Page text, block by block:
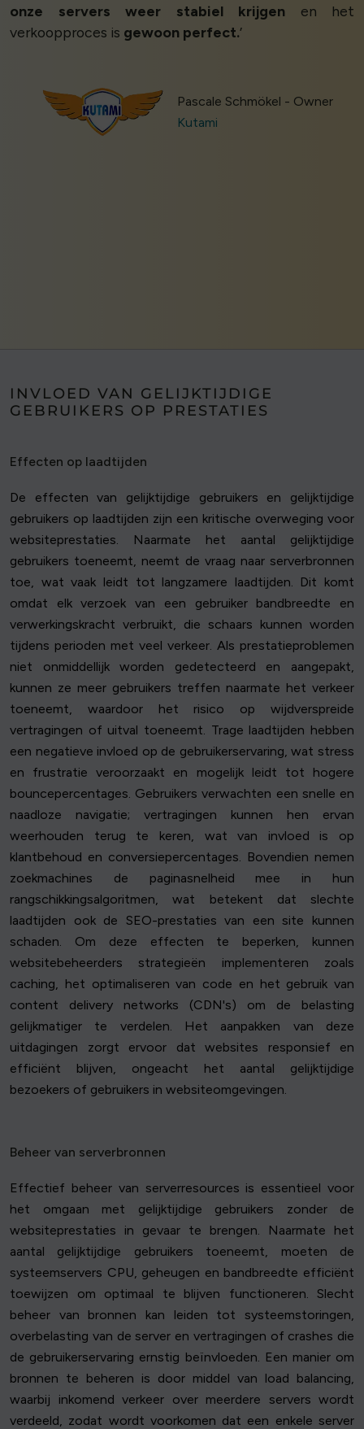
onze servers weer stabiel krijgen en het
verkoopproces is gewoon perfect.’
Pascale Schmökel - Owner
Kutami
INVLOED VAN GELIJKTIJDIGE
GEBRUIKERS OP PRESTATIES
Effecten op laadtijden
De effecten van gelijktijdige gebruikers en gelijktijdige
gebruikers op laadtijden zijn een kritische overweging voor
websiteprestaties. Naarmate het aantal gelijktijdige
gebruikers toeneemt, neemt de vraag naar serverbronnen
toe, wat vaak leidt tot langzamere laadtijden. Dit komt
omdat elk verzoek van een gebruiker bandbreedte en
verwerkingskracht verbruikt, die schaars kunnen worden
tijdens perioden met veel verkeer. Als prestatieproblemen
niet onmiddellijk worden gedetecteerd en aangepakt,
kunnen ze meer gebruikers treffen naarmate het verkeer
toeneemt, waardoor het risico op wijdverspreide
vertragingen of uitval toeneemt. Trage laadtijden hebben
een negatieve invloed op de gebruikerservaring, wat stress
en frustratie veroorzaakt en mogelijk leidt tot hogere
bouncepercentages. Gebruikers verwachten een snelle en
naadloze navigatie; vertragingen kunnen hen ervan
weerhouden terug te keren, wat van invloed is op
klantbehoud en conversiepercentages. Bovendien nemen
zoekmachines de paginasnelheid mee in hun
rangschikkingsalgoritmen, wat betekent dat slechte
laadtijden ook de SEO-prestaties van een site kunnen
schaden. Om deze effecten te beperken, kunnen
websitebeheerders strategieën implementeren zoals
caching, het optimaliseren van code en het gebruik van
content delivery networks (CDN's) om de belasting
gelijkmatiger te verdelen. Het aanpakken van deze
uitdagingen zorgt ervoor dat websites responsief en
efficiënt blijven, ongeacht het aantal gelijktijdige
bezoekers of gebruikers in websiteomgevingen.
Beheer van serverbronnen
Effectief beheer van serverresources is essentieel voor
het omgaan met gelijktijdige gebruikers zonder de
websiteprestaties in gevaar te brengen. Naarmate het
aantal gelijktijdige gebruikers toeneemt, moeten de
systeemservers CPU, geheugen en bandbreedte efficiënt
toewijzen om optimaal te blijven functioneren. Slecht
beheer van bronnen kan leiden tot systeemstoringen,
overbelasting van de server en vertragingen of crashes die
de gebruikerservaring ernstig beïnvloeden. Een manier om
bronnen te beheren is door middel van load balancing,
waarbij inkomend verkeer over meerdere servers wordt
verdeeld, zodat wordt voorkomen dat een enkele server